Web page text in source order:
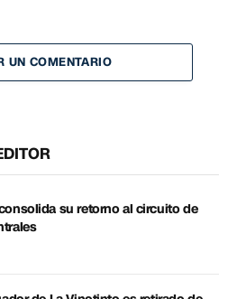
UN COMENTARIO
su retorno al circuito de